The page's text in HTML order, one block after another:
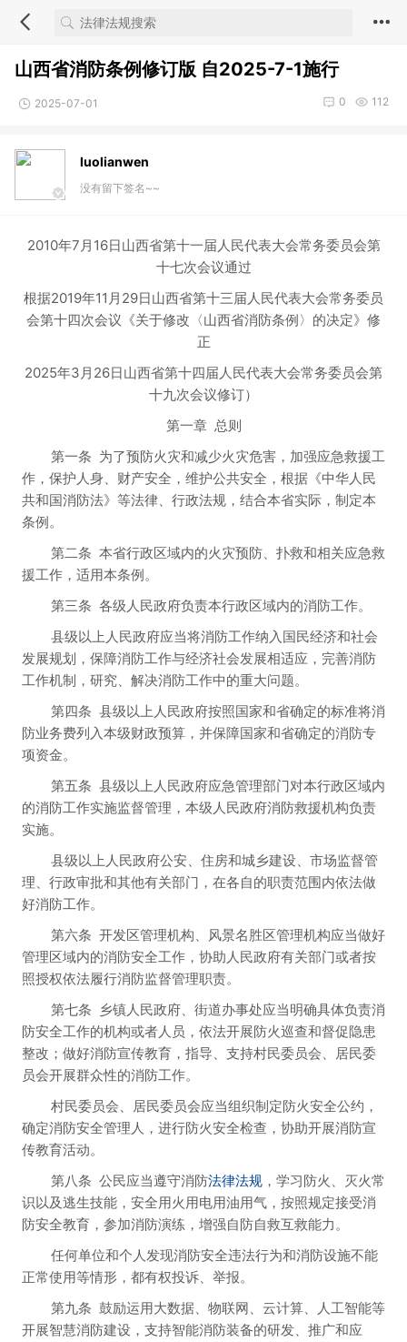
山西省消防条例修订版 自2025-7-1施行
2025-07-01 112
0
luolianwen
没有留下签名~~
2010年7月16日山西省第十一届人民代表大会常务委员会第
十七次会议通过
根据2019年11月29日山西省第十三届人民代表大会常务委员
会第十四次会议《关于修改〈山西省消防条例〉的决定》修
正
2025年3月26日山西省第十四届人民代表大会常务委员会第
十九次会议修订）
第一章 总则
第一条 为了预防火灾和减少火灾危害，加强应急救援工
作，保护人身、财产安全，维护公共安全，根据《中华人民
共和国消防法》等法律、行政法规，结合本省实际，制定本
条例。
第二条 本省行政区域内的火灾预防、扑救和相关应急救
援工作，适用本条例。
第三条 各级人民政府负责本行政区域内的消防工作。
县级以上人民政府应当将消防工作纳入国民经济和社会
发展规划，保障消防工作与经济社会发展相适应，完善消防
工作机制，研究、解决消防工作中的重大问题。
第四条 县级以上人民政府按照国家和省确定的标准将消
防业务费列入本级财政预算，并保障国家和省确定的消防专
项资金。
第五条 县级以上人民政府应急管理部门对本行政区域内
的消防工作实施监督管理，本级人民政府消防救援机构负责
实施。
县级以上人民政府公安、住房和城乡建设、市场监督管
理、行政审批和其他有关部门，在各自的职责范围内依法做
好消防工作。
第六条 开发区管理机构、风景名胜区管理机构应当做好
管理区域内的消防安全工作，协助人民政府有关部门或者按
照授权依法履行消防监督管理职责。
第七条 乡镇人民政府、街道办事处应当明确具体负责消
防安全工作的机构或者人员，依法开展防火巡查和督促隐患
整改；做好消防宣传教育，指导、支持村民委员会、居民委
员会开展群众性的消防工作。
村民委员会、居民委员会应当组织制定防火安全公约，
确定消防安全管理人，进行防火安全检查，协助开展消防宣
传教育活动。
第八条 公民应当遵守消防法律法规 ，学习防火、灭火常
识以及逃生技能，安全用火用电用油用气，按照规定接受消
防安全教育，参加消防演练，增强自防自救互救能力。
任何单位和个人发现消防安全违法行为和消防设施不能
正常使用等情形，都有权投诉、举报。
第九条 鼓励运用大数据、物联网、云计算、人工智能等
开展智慧消防建设，支持智能消防装备的研发、推广和应